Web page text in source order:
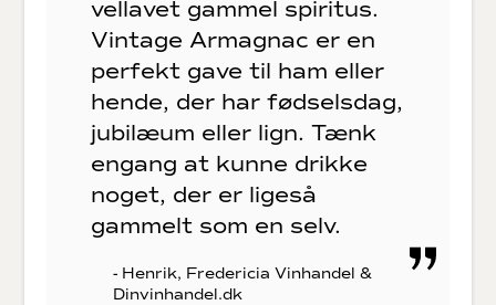
vellavet gammel spiritus.
Vintage Armagnac er en
perfekt gave til ham eller
hende, der har fødselsdag,
jubilæum eller lign. Tænk
engang at kunne drikke
noget, der er ligeså
gammelt som en selv.
- Henrik, Fredericia Vinhandel &
Dinvinhandel.dk